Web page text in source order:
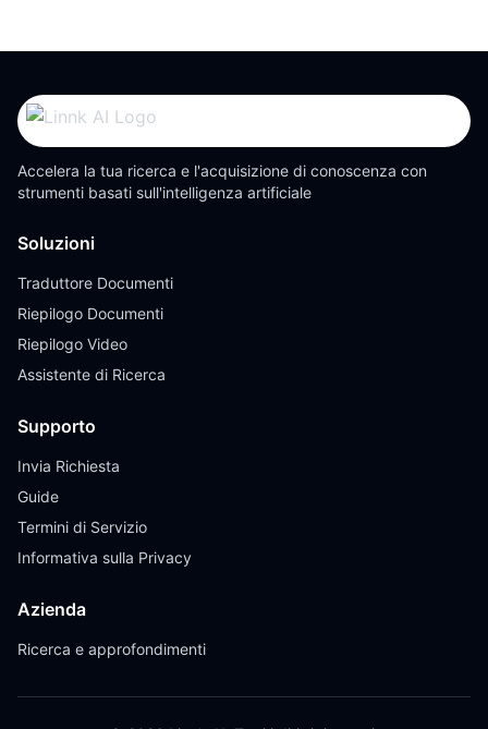
Accelera la tua ricerca e l'acquisizione di conoscenza con
strumenti basati sull'intelligenza artificiale
Soluzioni
Traduttore Documenti
Riepilogo Documenti
Riepilogo Video
Assistente di Ricerca
Supporto
Invia Richiesta
Guide
Termini di Servizio
Informativa sulla Privacy
Azienda
Ricerca e approfondimenti